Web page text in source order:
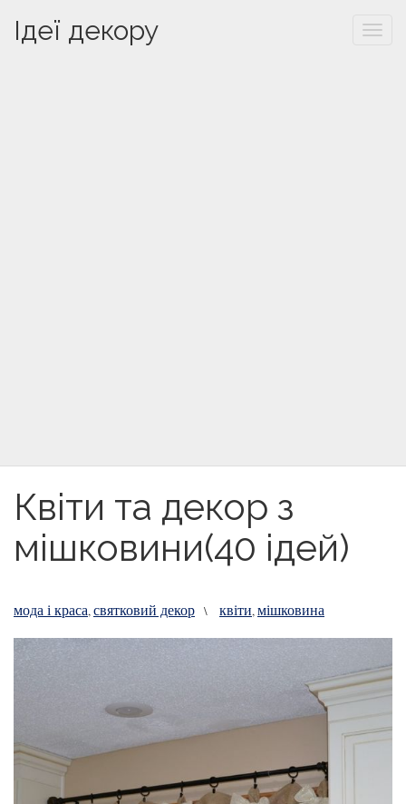
Ідеї декору
Квіти та декор з
мішковини(40 ідей)
мода і краса,святковий декор \ квіти,мішковина